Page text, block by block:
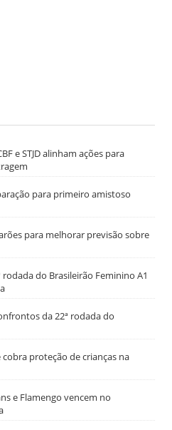
e STJD alinham ações para
para primeiro amistoso
para melhorar previsão sobre
rodada do Brasileirão Feminino A1
da 22ª rodada do
proteção de crianças na
e Flamengo vencem no